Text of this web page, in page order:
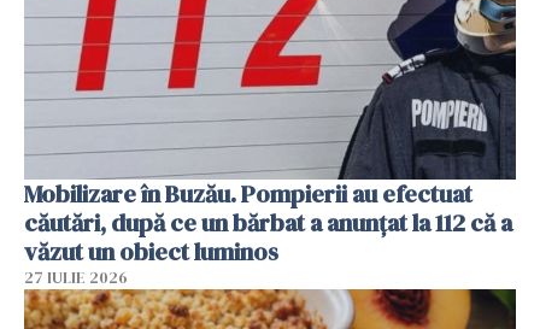
Mobilizare în Buzău. Pompierii au efectuat
căutări, după ce un bărbat a anunțat la 112 că a
văzut un obiect luminos
27 IULIE 2026